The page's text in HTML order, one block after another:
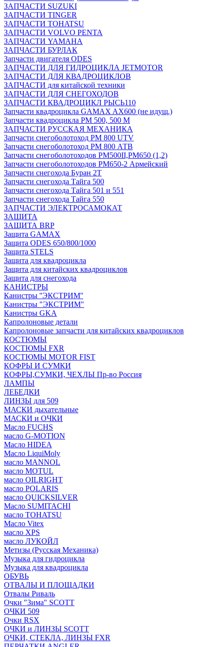
ЗАПЧАСТИ SUZUKI
ЗАПЧАСТИ TINGER
ЗАПЧАСТИ TOHATSU
ЗАПЧАСТИ VOLVO PENTA
ЗАПЧАСТИ YAMAHA
ЗАПЧАСТИ БУРЛАК
Запчасти двигателя ODES
ЗАПЧАСТИ ДЛЯ ГИДРОЦИКЛА JETMOTOR
ЗАПЧАСТИ ДЛЯ КВАДРОЦИКЛОВ
ЗАПЧАСТИ для китайской техники
ЗАПЧАСТИ ДЛЯ СНЕГОХОДОВ
ЗАПЧАСТИ КВАДРОЦИКЛ РЫСЬ110
Запчасти квадроцикла GAMAX AX600 (не идущ.)
Запчасти квадроцикла РМ 500, 500 М
ЗАПЧАСТИ РУССКАЯ МЕХАНИКА
Запчасти снегоболотоход РМ 800 UTV
Запчасти снегоболотоход РМ 800 АТВ
Запчасти снегоболотоходов РМ500II,РМ650 (1,2)
Запчасти снегоболотоходов РМ650-2 Армейский
Запчасти снегохода Буран 2Т
Запчасти снегохода Тайга 500
Запчасти снегохода Тайга 501 и 551
Запчасти снегохода Тайга 550
ЗАПЧАСТИ ЭЛЕКТРОСАМОКАТ
ЗАЩИТА
ЗАЩИТА BRP
Защита GAMAX
Защита ODES 650/800/1000
Защита STELS
Защита для квадроцикла
Защита для китайских квадроциклов
Защита для снегохода
КАНИСТРЫ
Канистры ''ЭКСТРИМ''
Канистры "ЭКСТРИМ"
Канистры GKA
Капролоновые детали
Капролоновые запчасти для китайских квадроциклов
КОСТЮМЫ
КОСТЮМЫ FXR
КОСТЮМЫ MOTOR FIST
КОФРЫ И СУМКИ
КОФРЫ,СУМКИ, ЧЕХЛЫ Пр-во Россия
ЛАМПЫ
ЛЕБЕДКИ
ЛИНЗЫ для 509
МАСКИ дыхательные
МАСКИ и ОЧКИ
Масло FUCHS
масло G-MOTION
Масло HIDEA
Масло LiquiMoly
масло MANNOL
масло MOTUL
масло OILRIGHT
масло POLARIS
масло QUICKSILVER
Масло SUMITACHI
масло TOHATSU
Масло Vitex
масло XPS
масло ЛУКОЙЛ
Метизы (Русская Механика)
Музыка для гидроцикла
Музыка для квадроцикла
ОБУВЬ
ОТВАЛЫ И ПЛОЩАДКИ
Отвалы Риваль
Очки "Зима" SCOTT
ОЧКИ 509
Очки RSX
ОЧКИ и ЛИНЗЫ SCOTT
ОЧКИ, СТЕКЛА, ЛИНЗЫ FXR